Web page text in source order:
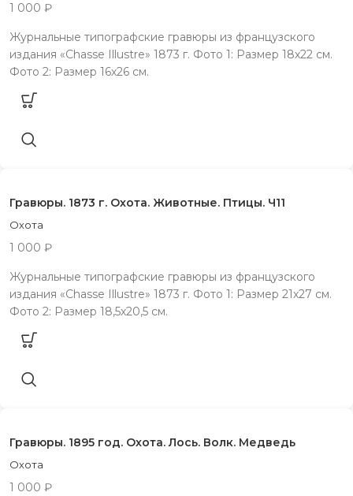
1 000 ₽
Журнальные типографские гравюры из французского
издания «Chasse Illustre» 1873 г. Фото 1: Размер 18х22 см.
Фото 2: Размер 16х26 см.
Гравюры. 1873 г. Охота. Животные. Птицы. Ч11
Охота
1 000 ₽
Журнальные типографские гравюры из французского
издания «Chasse Illustre» 1873 г. Фото 1: Размер 21х27 см.
Фото 2: Размер 18,5х20,5 см.
Гравюры. 1895 год. Охота. Лось. Волк. Медведь
Охота
1 000 ₽